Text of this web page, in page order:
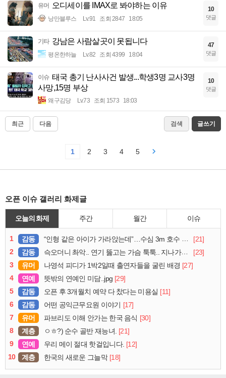
유머 오디세이를 IMAX로 봐야하는 이유
낭만블루스 Lv.91 조회 2847 18:05
10
댓글
기타 강남은 사람살곳이 못됩니다
평온한하늘 Lv.82 조회 4399 18:04
47
댓글
이슈 태국 총기 난사사건 발생...학생3명 교사3명
사망,15명 부상
왜구김당 Lv.73 조회 1573 18:03
10
댓글
최근 다음 검색 글쓰기
1 2 3 4 5
오픈 이슈 갤러리 화제글
오늘의 화제 주간 월간 이슈
1 감동 “인형 같은 아이가 가라앉는데”…수심 3m 호수 뛰어든 60대 의인
[21]
2
감동 슥오더니 촤악.. 연기 뚫고는 가슴 툭툭.. 지나가던 아재의 정체
[23]
3
유머 나영석 피디가 1박2일때 출연자들을 굴린 배경 [27]
4
연예 뜻밖의 연예인 미담..jpg [29]
5
감동 오픈 후 3개월치 예약 다 찼다는 미용실 [11]
6
감동 어떤 공익근무요원 이야기 [17]
7
유머 파브리도 이해 안가는 한국 음식 [30]
8
계층 ㅇㅎ?) 순수 골반 재능녀. [21]
9
연예 우리 메이 절대 핫걸입니다. [12]
10
계층 한국의 새로운 그늘막 [18]